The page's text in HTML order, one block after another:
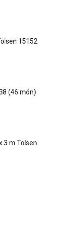
15152
(46 món)
3 m Tolsen